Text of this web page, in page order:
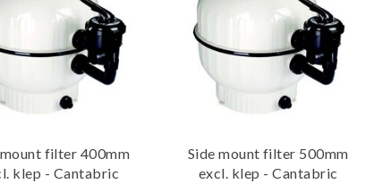
filter 400mm
klep - Cantabric
Side mount filter 500mm
excl. klep - Cantabric